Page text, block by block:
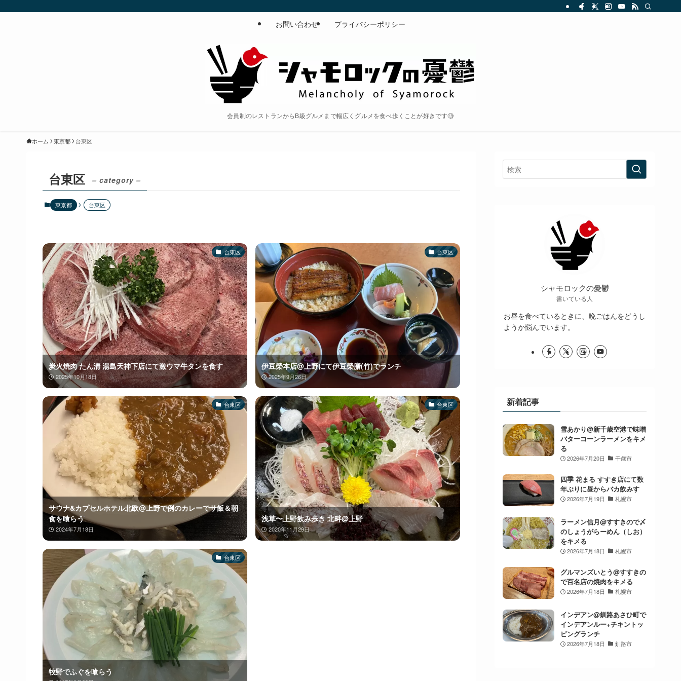
会員制のレストランからB級グルメまで幅広くグルメを食べ歩くことが好きです🧐
お問い合わせ プライバシーポリシー
ホーム 東京都 台東区
台東区 – category –
東京都 台東区
台東区
炭火焼肉 たん清 湯島天神下店にて激ウマ牛タンを食す
2025年10月18日
台東区
伊豆榮本店@上野にて伊豆榮膳(竹)でランチ
2025年9月26日
台東区
サウナ&カプセルホテル北欧@上野で例のカレーでサ飯＆朝
食を喰らう
2024年7月18日
台東区
浅草〜上野飲み歩き 北畔@上野
2020年11月29日
台東区
牧野でふぐを喰らう
シャモロックの憂鬱
書いている人
お昼を食べているときに、晩ごはんをどうし
ようか悩んでいます。
新着記事
雪あかり@新千歳空港で味噌
バターコーンラーメンをキメ
る
2026年7月20日 千歳市
四季 花まる すすき店にて数
年ぶりに昼からバカ飲みす
2026年7月19日 札幌市
ラーメン信月@すすきので〆
のしょうがらーめん（しお）
をキメる
2026年7月18日 札幌市
グルマンズいとう@すすきの
で百名店の焼肉をキメる
2026年7月18日 札幌市
インデアン@釧路あさひ町で
インデアンルー+チキントッ
ピングランチ
2026年7月18日 釧路市